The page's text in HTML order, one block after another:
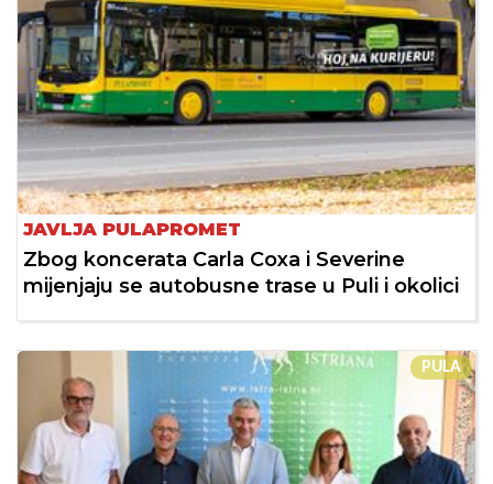
JAVLJA PULAPROMET
Zbog koncerata Carla Coxa i Severine
mijenjaju se autobusne trase u Puli i okolici
PULA